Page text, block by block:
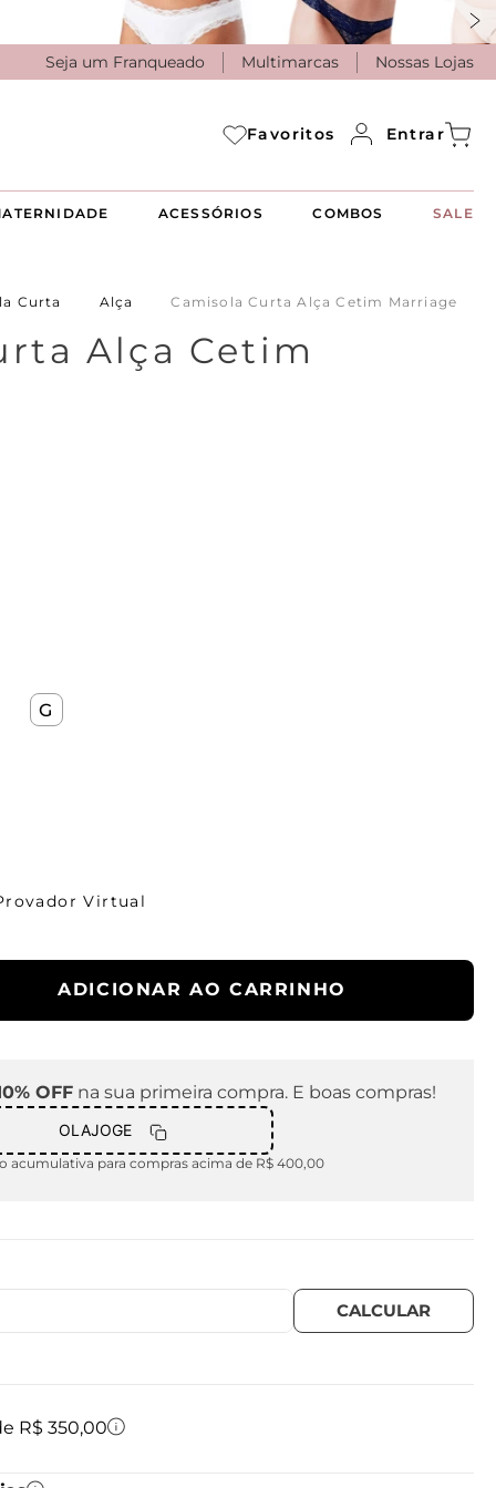
Seja um Franqueado Multimarcas Nossas Lojas
Favoritos Entrar
ACESSÓRIOS COMBOS SALE
Curta Alça Camisola Curta Alça Cetim Marriage
Alça Cetim
G
Virtual
ADICIONAR AO CARRINHO
OFFna sua primeira compra. E boas compras!
OLAJOGE
acumulativa para compras acima de R$ 400,00
R$ 350,00